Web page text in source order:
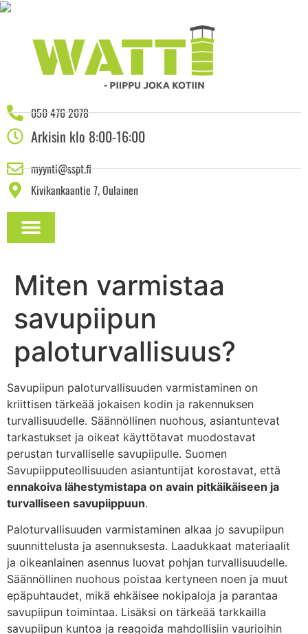
050 476 2078
Arkisin klo 8:00-16:00
myynti@sspt.fi
Kivikankaantie 7, Oulainen
Miten varmistaa
savupiipun
paloturvallisuus?
Savupiipun paloturvallisuuden varmistaminen on
kriittisen tärkeää jokaisen kodin ja rakennuksen
turvallisuudelle. Säännöllinen nuohous, asiantuntevat
tarkastukset ja oikeat käyttötavat muodostavat
perustan turvalliselle savupiipulle. Suomen
Savupiipputeollisuuden asiantuntijat korostavat, että
ennakoiva lähestymistapa on avain pitkäikäiseen ja
turvalliseen savupiippuun.
Paloturvallisuuden varmistaminen alkaa jo savupiipun
suunnittelusta ja asennuksesta. Laadukkaat materiaalit
ja oikeanlainen asennus luovat pohjan turvallisuudelle.
Säännöllinen nuohous poistaa kertyneen noen ja muut
epäpuhtaudet, mikä ehkäisee nokipaloja ja parantaa
savupiipun toimintaa. Lisäksi on tärkeää tarkkailla
savupiipun kuntoa ja reagoida mahdollisiin vaurioihin